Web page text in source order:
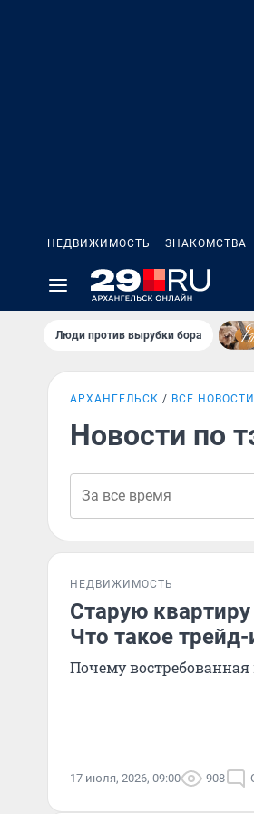
НЕДВИЖИМОСТЬ ЗНАКОМСТВА
Люди против вырубки бора
АРХАНГЕЛЬСК ВСЕ НОВОСТИ
Новости по
НЕДВИЖИМОСТЬ
Старую
Что такое
Почему
17 июля, 2026, 09:00 908